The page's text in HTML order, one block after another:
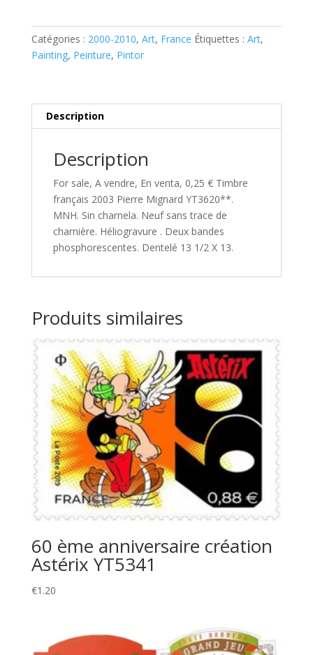
Pierre
Mignard
Catégories : 2000-2010, Art, France Étiquettes : Art,
Painting, Peinture, Pintor
Description
Description
For sale, A vendre, En venta, 0,25 € Timbre
français 2003 Pierre Mignard YT3620**.
MNH. Sin charnela. Neuf sans trace de
charnière. Héliogravure . Deux bandes
phosphorescentes. Dentelé 13 1/2 X 13.
Produits similaires
60 ème anniversaire création
Astérix YT5341
€1.20